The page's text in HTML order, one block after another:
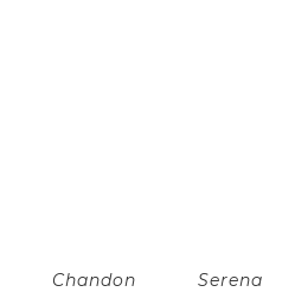
Chandon
Serena